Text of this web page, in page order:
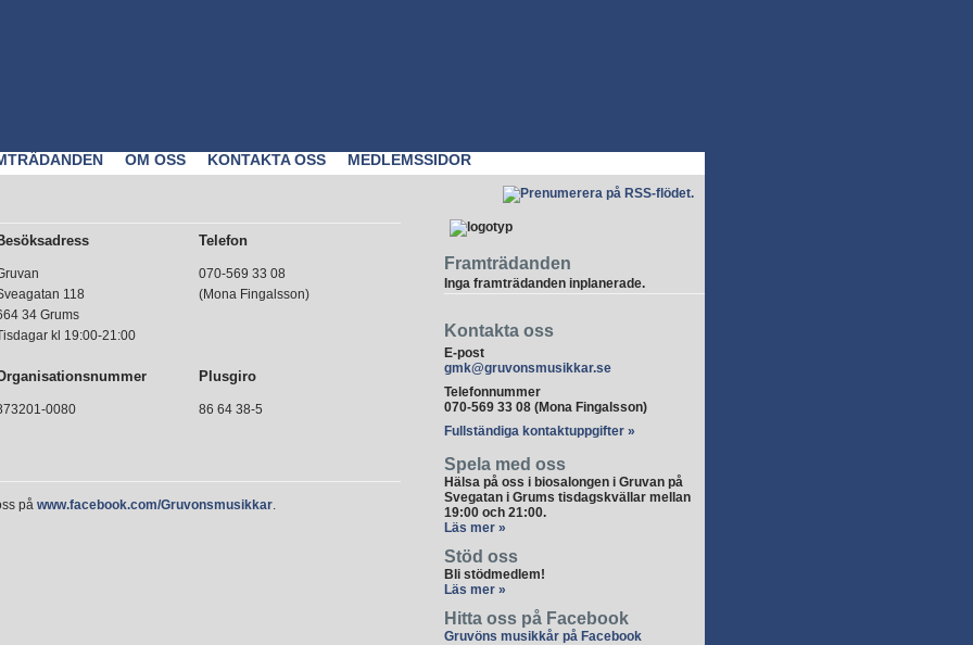
OM OSS KONTAKTA OSS MEDLEMSSIDOR
118
34 Grums
kl 19:00-21:00
Telefon
070-569 33 08
(Mona Fingalsson)
0080
Plusgiro
86 64 38-5
på www.facebook.com/Gruvonsmusikkar.
Framträdanden
Inga framträdanden inplanerade.
Kontakta oss
E-post
gmk@gruvonsmusikkar.se
Telefonnummer
070-569 33 08 (Mona Fingalsson)
Fullständiga kontaktuppgifter »
Spela med oss
Hälsa på oss i biosalongen i Gruvan på
Svegatan i Grums tisdagskvällar mellan
19:00 och 21:00.
Läs mer »
Stöd oss
Bli stödmedlem!
Läs mer »
Hitta oss på Facebook
Gruvöns musikkår på Facebook